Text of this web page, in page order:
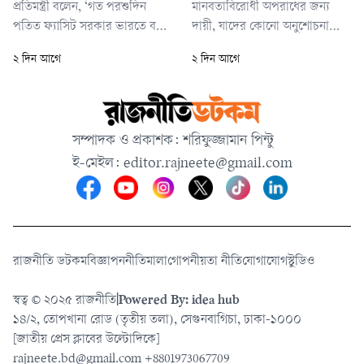
প্রতিমন্ত্রী বলেন, ‘গত পরশুদিন
পতিত ফ্যাসিট সরকার ভারতে বসে
এর প্রেক্ষিতে আমাদের পররাষ্ট্র
জানিয়েছে। সে ধরনের প্রতিবাদ এর
আগে কোনো সরকার জানাতে
২ দিন আগে
মানবতাবিরোধী অপরাধের জন্য
দায়ী, যাদের কোনো অনুশোচনা
ক্ষমা প্রার্থনা করে নাই, তাদের
কখনো গ্রহণ করবে না।’
২ দিন আগে
সম্পাদক ও প্রকাশক: শরিফুজ্জামান পিন্টু
ই-মেইল: editor.rajneete@gmail.com
রাজনীতি ডটকমবিজ্ঞাপননীতিমালাগোপনীয়তা নীতিযোগাযোগস্টুডিও
স্বত্ব © ২০২৫ রাজনীতিPowered By: idea hub
১৪/২, তোপখানা রোড (তৃতীয় তলা), সেগুনবাগিচা, ঢাকা-১০০০
[জাতীয় প্রেস ক্লাবের উল্টোদিকে]
rajneete.bd@gmail.com +8801973067709